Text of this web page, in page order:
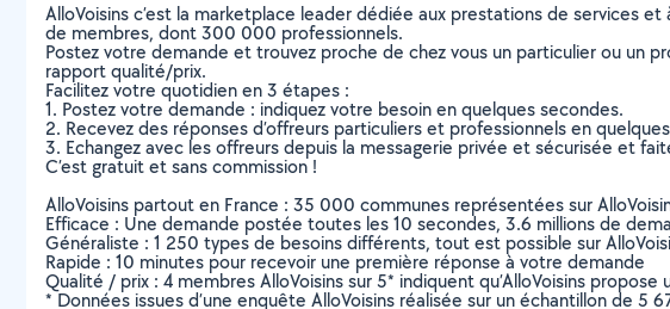
AlloVoisins c’est la marketplace leader dédiée aux prestations de services
de membres, dont 300 000 professionnels.
Postez votre demande et trouvez proche de chez vous un particulier ou un
rapport qualité/prix.
Facilitez votre quotidien en 3 étapes :
1. Postez votre demande : indiquez votre besoin en quelques secondes.
2. Recevez des réponses d’offreurs particuliers et professionnels en
3. Echangez avec les offreurs depuis la messagerie privée et sécurisée et
C’est gratuit et sans commission !
AlloVoisins partout en France : 35 000 communes représentées sur
Efficace : Une demande postée toutes les 10 secondes, 3.6 millions de
Généraliste : 1 250 types de besoins différents, tout est possible sur
Rapide : 10 minutes pour recevoir une première réponse à votre demande
Qualité / prix : 4 membres AlloVoisins sur 5* indiquent qu’AlloVoisins
* Données issues d’une enquête AlloVoisins réalisée sur un échantillon de 5